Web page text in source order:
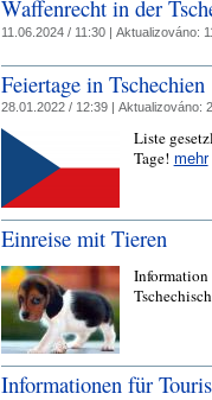
Waffenrecht in der
11.06.2024 / 11:30 | Aktualizováno:
Feiertage in Tschechien
28.01.2022 / 12:39 | Aktualizováno:
Liste
Tage! mehr
Einreise mit Tieren
Informationen für